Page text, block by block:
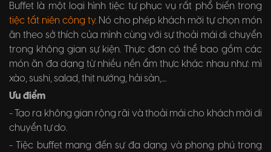
Buffet là một loại hình tiệc tự phục vụ rất phổ biến trong
tiệc tất niên công ty. Nó cho phép khách mời tự chọn món
ăn theo sở thích của mình cùng với sự thoải mái di chuyển
trong không gian sự kiện. Thực đơn có thể bao gồm các
món ăn đa dạng từ nhiều nền ẩm thực khác nhau như: mì
xào, sushi, salad, thịt nướng, hải sản,....
Ưu điểm
- Tạo ra không gian rộng rãi và thoải mái cho khách mời di
chuyển tự do.
- Tiệc buffet mang đến sự đa dạng và phong phú trong